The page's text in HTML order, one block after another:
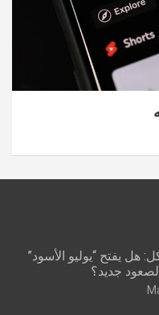
هل يفتح “يوليو الأسود”
لصعود جديد؟